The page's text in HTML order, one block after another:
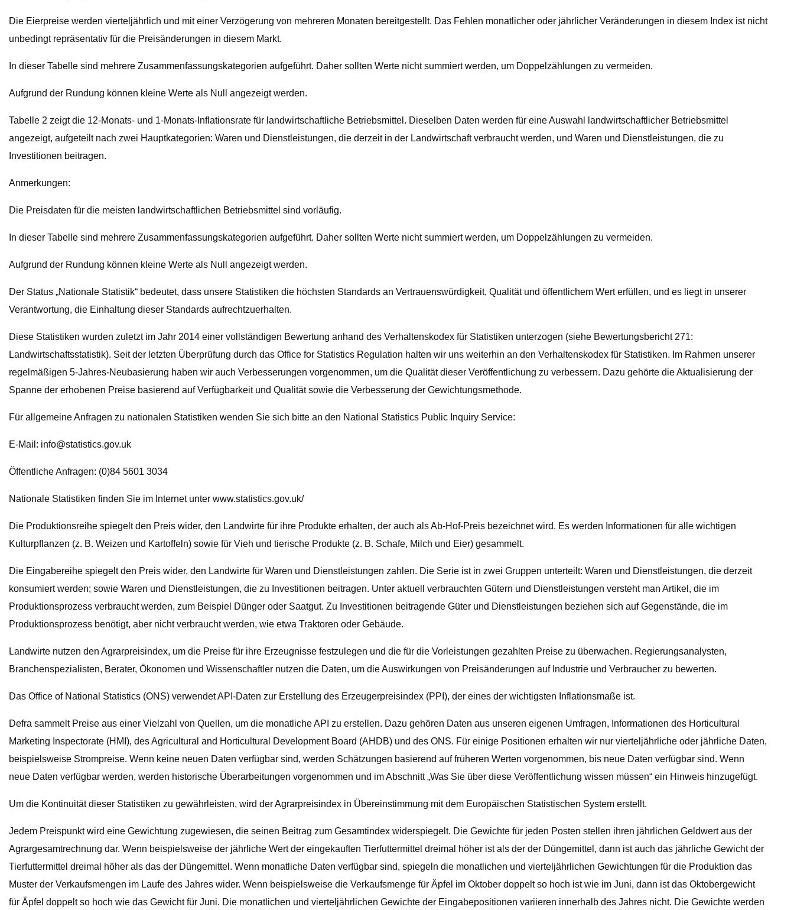
Die Eierpreise werden vierteljährlich und mit einer Verzögerung von mehreren Monaten bereitgestellt. Das Fehlen monatlicher oder jährlicher Veränderungen in diesem Index ist nicht
unbedingt repräsentativ für die Preisänderungen in diesem Markt.
In dieser Tabelle sind mehrere Zusammenfassungskategorien aufgeführt. Daher sollten Werte nicht summiert werden, um Doppelzählungen zu vermeiden.
Aufgrund der Rundung können kleine Werte als Null angezeigt werden.
Tabelle 2 zeigt die 12-Monats- und 1-Monats-Inflationsrate für landwirtschaftliche Betriebsmittel. Dieselben Daten werden für eine Auswahl landwirtschaftlicher Betriebsmittel
angezeigt, aufgeteilt nach zwei Hauptkategorien: Waren und Dienstleistungen, die derzeit in der Landwirtschaft verbraucht werden, und Waren und Dienstleistungen, die zu
Investitionen beitragen.
Anmerkungen:
Die Preisdaten für die meisten landwirtschaftlichen Betriebsmittel sind vorläufig.
In dieser Tabelle sind mehrere Zusammenfassungskategorien aufgeführt. Daher sollten Werte nicht summiert werden, um Doppelzählungen zu vermeiden.
Aufgrund der Rundung können kleine Werte als Null angezeigt werden.
Der Status „Nationale Statistik“ bedeutet, dass unsere Statistiken die höchsten Standards an Vertrauenswürdigkeit, Qualität und öffentlichem Wert erfüllen, und es liegt in unserer
Verantwortung, die Einhaltung dieser Standards aufrechtzuerhalten.
Diese Statistiken wurden zuletzt im Jahr 2014 einer vollständigen Bewertung anhand des Verhaltenskodex für Statistiken unterzogen (siehe Bewertungsbericht 271:
Landwirtschaftsstatistik). Seit der letzten Überprüfung durch das Office for Statistics Regulation halten wir uns weiterhin an den Verhaltenskodex für Statistiken. Im Rahmen unserer
regelmäßigen 5-Jahres-Neubasierung haben wir auch Verbesserungen vorgenommen, um die Qualität dieser Veröffentlichung zu verbessern. Dazu gehörte die Aktualisierung der
Spanne der erhobenen Preise basierend auf Verfügbarkeit und Qualität sowie die Verbesserung der Gewichtungsmethode.
Für allgemeine Anfragen zu nationalen Statistiken wenden Sie sich bitte an den National Statistics Public Inquiry Service:
E-Mail: info@statistics.gov.uk
Öffentliche Anfragen: (0)84 5601 3034
Nationale Statistiken finden Sie im Internet unter www.statistics.gov.uk/
Die Produktionsreihe spiegelt den Preis wider, den Landwirte für ihre Produkte erhalten, der auch als Ab-Hof-Preis bezeichnet wird. Es werden Informationen für alle wichtigen
Kulturpflanzen (z. B. Weizen und Kartoffeln) sowie für Vieh und tierische Produkte (z. B. Schafe, Milch und Eier) gesammelt.
Die Eingabereihe spiegelt den Preis wider, den Landwirte für Waren und Dienstleistungen zahlen. Die Serie ist in zwei Gruppen unterteilt: Waren und Dienstleistungen, die derzeit
konsumiert werden; sowie Waren und Dienstleistungen, die zu Investitionen beitragen. Unter aktuell verbrauchten Gütern und Dienstleistungen versteht man Artikel, die im
Produktionsprozess verbraucht werden, zum Beispiel Dünger oder Saatgut. Zu Investitionen beitragende Güter und Dienstleistungen beziehen sich auf Gegenstände, die im
Produktionsprozess benötigt, aber nicht verbraucht werden, wie etwa Traktoren oder Gebäude.
Landwirte nutzen den Agrarpreisindex, um die Preise für ihre Erzeugnisse festzulegen und die für die Vorleistungen gezahlten Preise zu überwachen. Regierungsanalysten,
Branchenspezialisten, Berater, Ökonomen und Wissenschaftler nutzen die Daten, um die Auswirkungen von Preisänderungen auf Industrie und Verbraucher zu bewerten.
Das Office of National Statistics (ONS) verwendet API-Daten zur Erstellung des Erzeugerpreisindex (PPI), der eines der wichtigsten Inflationsmaße ist.
Defra sammelt Preise aus einer Vielzahl von Quellen, um die monatliche API zu erstellen. Dazu gehören Daten aus unseren eigenen Umfragen, Informationen des Horticultural
Marketing Inspectorate (HMI), des Agricultural and Horticultural Development Board (AHDB) und des ONS. Für einige Positionen erhalten wir nur vierteljährliche oder jährliche Daten,
beispielsweise Strompreise. Wenn keine neuen Daten verfügbar sind, werden Schätzungen basierend auf früheren Werten vorgenommen, bis neue Daten verfügbar sind. Wenn
neue Daten verfügbar werden, werden historische Überarbeitungen vorgenommen und im Abschnitt „Was Sie über diese Veröffentlichung wissen müssen“ ein Hinweis hinzugefügt.
Um die Kontinuität dieser Statistiken zu gewährleisten, wird der Agrarpreisindex in Übereinstimmung mit dem Europäischen Statistischen System erstellt.
Jedem Preispunkt wird eine Gewichtung zugewiesen, die seinen Beitrag zum Gesamtindex widerspiegelt. Die Gewichte für jeden Posten stellen ihren jährlichen Geldwert aus der
Agrargesamtrechnung dar. Wenn beispielsweise der jährliche Wert der eingekauften Tierfuttermittel dreimal höher ist als der der Düngemittel, dann ist auch das jährliche Gewicht der
Tierfuttermittel dreimal höher als das der Düngemittel. Wenn monatliche Daten verfügbar sind, spiegeln die monatlichen und vierteljährlichen Gewichtungen für die Produktion das
Muster der Verkaufsmengen im Laufe des Jahres wider. Wenn beispielsweise die Verkaufsmenge für Äpfel im Oktober doppelt so hoch ist wie im Juni, dann ist das Oktobergewicht
für Äpfel doppelt so hoch wie das Gewicht für Juni. Die monatlichen und vierteljährlichen Gewichte der Eingabepositionen variieren innerhalb des Jahres nicht. Die Gewichte werden